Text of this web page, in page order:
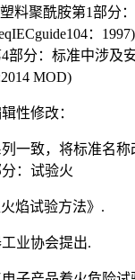
料聚酰胺第1部分
：
部分：标准中涉及
MOD)
性修改：
一致，将标准名
：试验火
焰试验方法》.
业协会提出.